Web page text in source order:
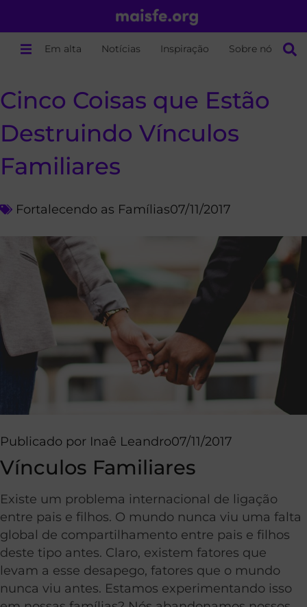
Em alta Notícias Inspiração Sobre nós
Cinco Coisas que Estão
Destruindo Vínculos
Familiares
Fortalecendo as Famílias07/11/2017
Publicado por Inaê Leandro07/11/2017
Vínculos Familiares
Existe um problema internacional de ligação
entre pais e filhos. O mundo nunca viu uma falta
global de compartilhamento entre pais e filhos
deste tipo antes. Claro, existem fatores que
levam a esse desapego, fatores que o mundo
nunca viu antes. Estamos experimentando isso